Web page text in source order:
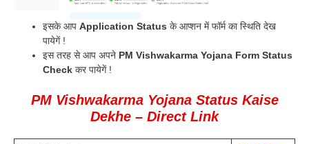
इसके आप Application Status के आप्शन में फॉर्म का स्थिति देख
पायेगें !
इस तरह से आप अपने PM Vishwakarma Yojana Form Status
Check कर पायेगें !
PM Vishwakarma Yojana Status Kaise
Dekhe – Direct Link